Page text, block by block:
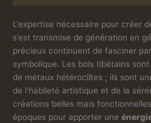
L’expertise nécessaire pour créer
s’est transmise de génération en
précieux continuent de fasciner
symbolique. Les bols tibétains sont
de métaux hétéroclites ; ils sont
de l’habileté artistique et de la
créations belles mais
époques pour apporter une